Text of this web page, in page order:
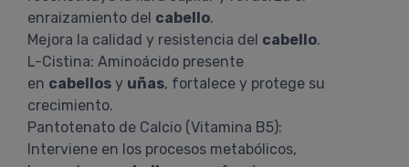
enraizamiento del cabello.
Mejora la calidad y resistencia del cabello.
L-Cistina: Aminoácido presente
en cabellos y uñas, fortalece y protege su
crecimiento.
Pantotenato de Calcio (Vitamina B5):
Interviene en los procesos metabólicos,